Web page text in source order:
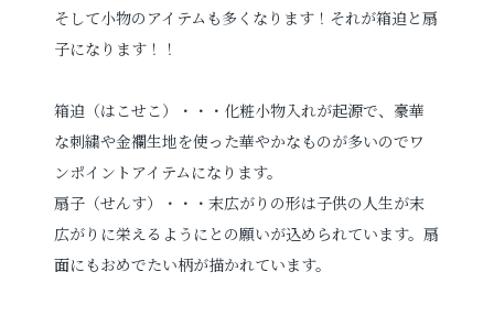
そして小物のアイテムも多くなります！それが箱迫と扇
子になります！！
箱迫（はこせこ）・・・化粧小物入れが起源で、豪華
な刺繍や金襴生地を使った華やかなものが多いのでワ
ンポイントアイテムになります。
扇子（せんす）・・・末広がりの形は子供の人生が末
広がりに栄えるようにとの願いが込められています。扇
面にもおめでたい柄が描かれています。